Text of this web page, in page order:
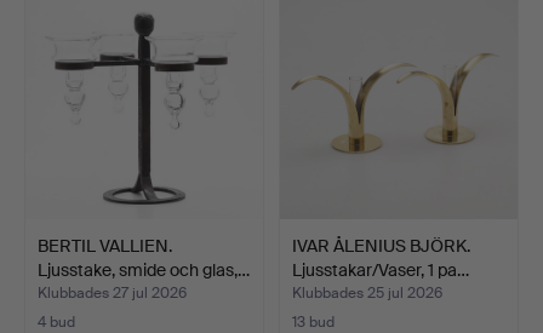
BERTIL VALLIEN.
Ljusstake, smide och glas,…
Klubbades 27 jul 2026
4 bud
IVAR ÅLENIUS BJÖRK.
Ljusstakar/Vaser, 1 pa…
Klubbades 25 jul 2026
13 bud